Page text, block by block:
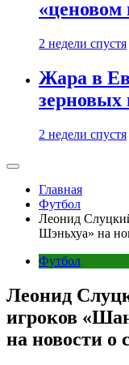
2 недели спустя
Жара в
зерновых
2 недели спустя
Главная
Футбол
Леонид
Шэньхуа» на
Футбол
Леонид
игроков
на новости о